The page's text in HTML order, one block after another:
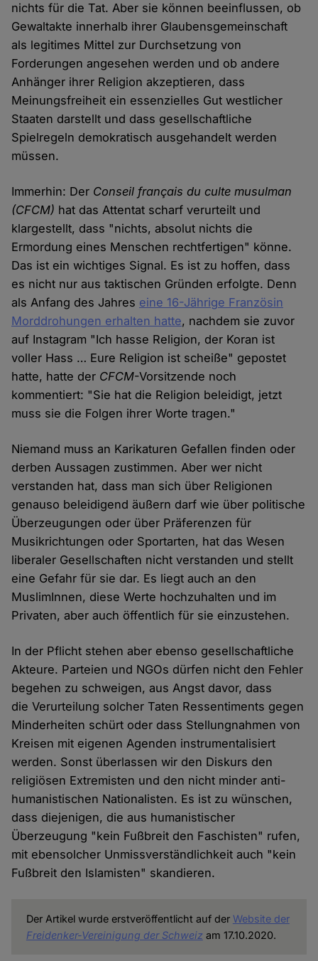
nichts für die Tat. Aber sie können beeinflussen, ob
Gewaltakte innerhalb ihrer Glaubensgemeinschaft
als legitimes Mittel zur Durchsetzung von
Forderungen angesehen werden und ob andere
Anhänger ihrer Religion akzeptieren, dass
Meinungsfreiheit ein essenzielles Gut westlicher
Staaten darstellt und dass gesellschaftliche
Spielregeln demokratisch ausgehandelt werden
müssen.
Immerhin: Der Conseil français du culte musulman
(CFCM) hat das Attentat scharf verurteilt und
klargestellt, dass "nichts, absolut nichts die
Ermordung eines Menschen rechtfertigen" könne.
Das ist ein wichtiges Signal. Es ist zu hoffen, dass
es nicht nur aus taktischen Gründen erfolgte. Denn
als Anfang des Jahres eine 16-Jährige Französin
Morddrohungen erhalten hatte, nachdem sie zuvor
auf Instagram "Ich hasse Religion, der Koran ist
voller Hass … Eure Religion ist scheiße" gepostet
hatte, hatte der CFCM-Vorsitzende noch
kommentiert: "Sie hat die Religion beleidigt, jetzt
muss sie die Folgen ihrer Worte tragen."
Niemand muss an Karikaturen Gefallen finden oder
derben Aussagen zustimmen. Aber wer nicht
verstanden hat, dass man sich über Religionen
genauso beleidigend äußern darf wie über politische
Überzeugungen oder über Präferenzen für
Musikrichtungen oder Sportarten, hat das Wesen
liberaler Gesellschaften nicht verstanden und stellt
eine Gefahr für sie dar. Es liegt auch an den
MuslimInnen, diese Werte hochzuhalten und im
Privaten, aber auch öffentlich für sie einzustehen.
In der Pflicht stehen aber ebenso gesellschaftliche
Akteure. Parteien und NGOs dürfen nicht den Fehler
begehen zu schweigen, aus Angst davor, dass
die Verurteilung solcher Taten Ressentiments gegen
Minderheiten schürt oder dass Stellungnahmen von
Kreisen mit eigenen Agenden instrumentalisiert
werden. Sonst überlassen wir den Diskurs den
religiösen Extremisten und den nicht minder anti-
humanistischen Nationalisten. Es ist zu wünschen,
dass diejenigen, die aus humanistischer
Überzeugung "kein Fußbreit den Faschisten" rufen,
mit ebensolcher Unmissverständlichkeit auch "kein
Fußbreit den Islamisten" skandieren.
Der Artikel wurde erstveröffentlicht auf der Website der
Freidenker-Vereinigung der Schweiz am 17.10.2020.